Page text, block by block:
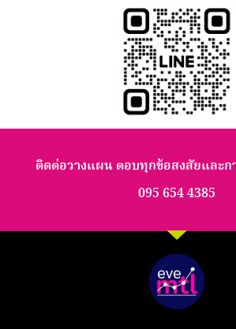
ติดต่อวางแผน ตอบทุกข้อสงสัยและกา
095 654 4385